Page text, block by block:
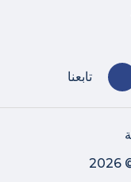
تابعنا